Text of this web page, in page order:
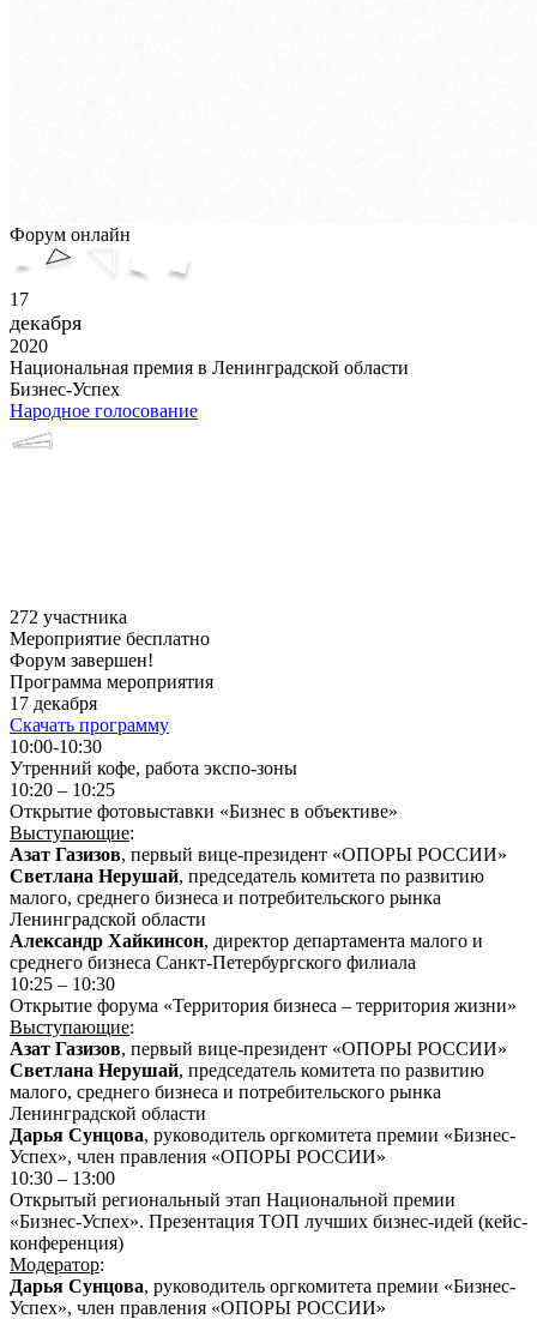
Форум онлайн
17
декабря
2020
Национальная премия в Ленинградской области
Бизнес-Успех
Народное голосование
272 участника
Мероприятие бесплатно
Форум завершен!
Программа мероприятия
17 декабря
Скачать программу
10:00-10:30
Утренний кофе, работа экспо-зоны
10:20 – 10:25
Открытие фотовыставки «Бизнес в объективе»
Выступающие:
Азат Газизов, первый вице-президент «ОПОРЫ РОССИИ»
Светлана Нерушай, председатель комитета по развитию
малого, среднего бизнеса и потребительского рынка
Ленинградской области
Александр Хайкинсон, директор департамента малого и
среднего бизнеса Санкт-Петербургского филиала
10:25 – 10:30
Открытие форума «Территория бизнеса – территория жизни»
Выступающие:
Азат Газизов, первый вице-президент «ОПОРЫ РОССИИ»
Светлана Нерушай, председатель комитета по развитию
малого, среднего бизнеса и потребительского рынка
Ленинградской области
Дарья Сунцова, руководитель оргкомитета премии «Бизнес-
Успех», член правления «ОПОРЫ РОССИИ»
10:30 – 13:00
Открытый региональный этап Национальной премии
«Бизнес-Успех». Презентация ТОП лучших бизнес-идей (кейс-
конференция)
Модератор:
Дарья Сунцова, руководитель оргкомитета премии «Бизнес-
Успех», член правления «ОПОРЫ РОССИИ»